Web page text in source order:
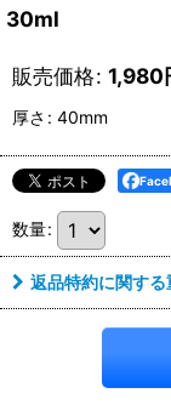
30ml
販売価格: 1,980
厚さ : 40mm
数量:
返品特約に関する